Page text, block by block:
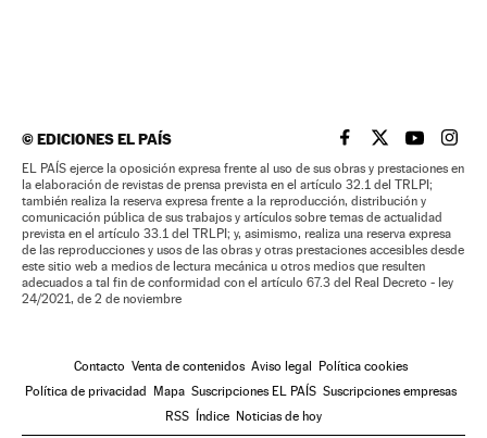
©EDICIONES EL PAÍS EL PAÍS BRASIL EN
EL PAÍSEL PAÍS
EL
EL PAÍS ejerce la oposición expresa frente al uso de sus obras y prestaciones en
la elaboración de revistas de prensa prevista en el artículo 32.1 del TRLPI;
también realiza la reserva expresa frente a la reproducción, distribución y
comunicación pública de sus trabajos y artículos sobre temas de actualidad
prevista en el artículo 33.1 del TRLPI; y, asimismo, realiza una reserva expresa
de las reproducciones y usos de las obras y otras prestaciones accesibles desde
este sitio web a medios de lectura mecánica u otros medios que resulten
adecuados a tal fin de conformidad con el artículo 67.3 del Real Decreto - ley
24/2021, de 2 de noviembre
Contacto Venta de contenidos Aviso legal Política cookies
Política de privacidad Mapa Suscripciones EL PAÍS Suscripciones empresas
RSS Índice Noticias de hoy